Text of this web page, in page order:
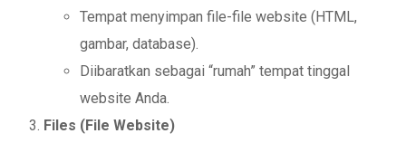
Tempat menyimpan file-file website (HTML,
gambar, database).
Diibaratkan sebagai “rumah” tempat tinggal
website Anda.
Files (File Website)